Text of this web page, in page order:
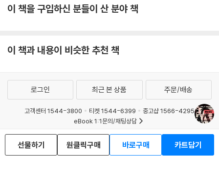
이 책을 구입하신 분들이 산 분야 책
이 책과 내용이 비슷한 추천 책
선물하기 원클릭구매 바로구매 카트담기
로그인 최근 본 상품 주문/배송
고객센터 1544-3800 티켓 1544-6399
중고샵 1566-4295
eBook 1:1문의/채팅상담
예스이십사(주) 사업자 정보
이용약관
개인정보처리방침
청소년보호정책